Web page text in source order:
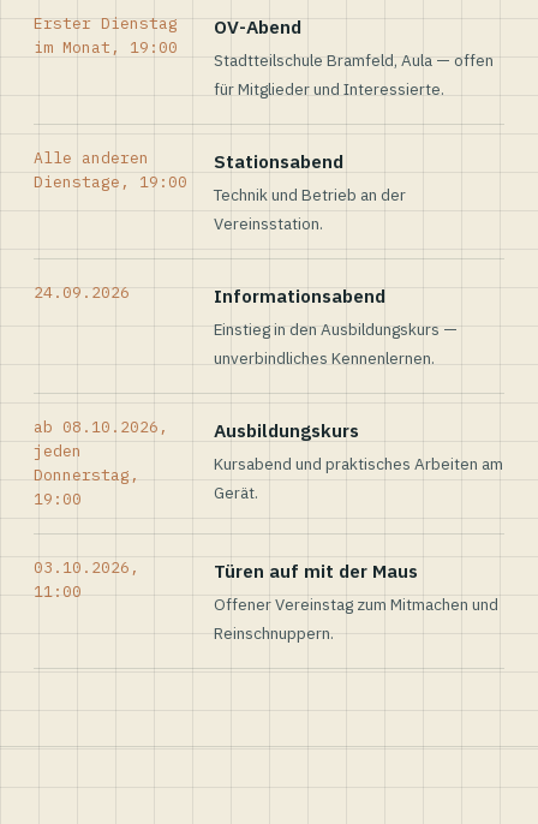
Erster Dienstag
im Monat, 19:00
OV-Abend
Stadtteilschule Bramfeld, Aula — offen
für Mitglieder und Interessierte.
Alle anderen
Dienstage, 19:00
Stationsabend
Technik und Betrieb an der
Vereinsstation.
24.09.2026 Informationsabend
Einstieg in den Ausbildungskurs —
unverbindliches Kennenlernen.
ab 08.10.2026,
jeden
Donnerstag,
19:00
Ausbildungskurs
Kursabend und praktisches Arbeiten am
Gerät.
03.10.2026,
11:00
Türen auf mit der Maus
Offener Vereinstag zum Mitmachen und
Reinschnuppern.